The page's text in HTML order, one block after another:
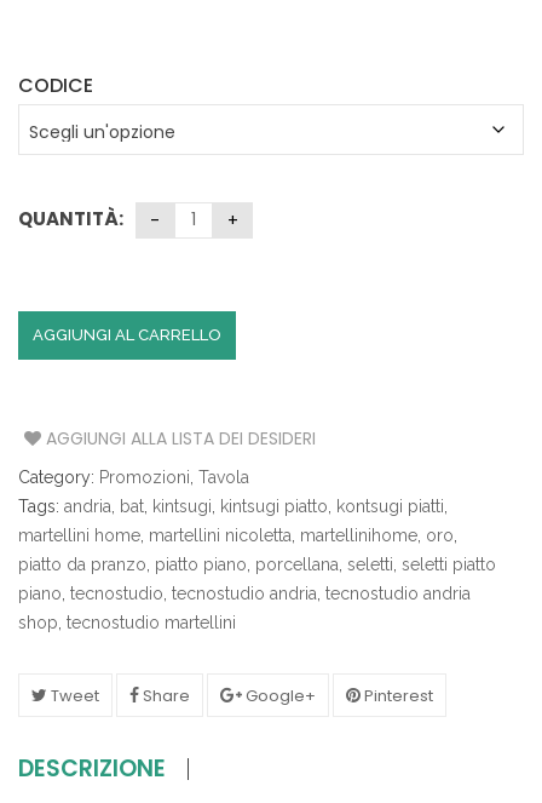
CODICE
QUANTITÀ:
AGGIUNGI AL CARRELLO
AGGIUNGI ALLA LISTA DEI DESIDERI
Category: Promozioni Tavola
Tags: andria bat kintsugi kintsugi piatto kontsugi piatti
martellini home martellini nicoletta martellinihome oro
piatto da pranzo piatto piano porcellana seletti seletti piatto
piano tecnostudio tecnostudio andria tecnostudio andria
shop tecnostudio martellini
Tweet Share Google+ Pinterest
DESCRIZIONE